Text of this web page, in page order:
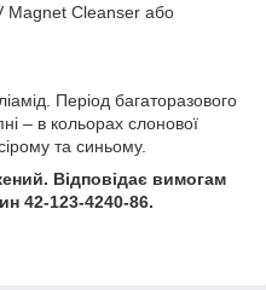
Magnet Cleanser або
Період багаторазового
– в кольорах слонової
та синьому.
Відповідає вимогам
42-123-4240-86.